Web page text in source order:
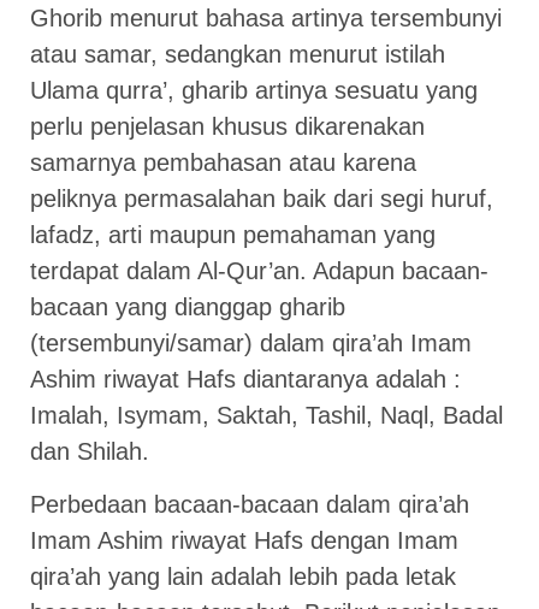
Ghorib menurut bahasa artinya tersembunyi
atau samar, sedangkan menurut istilah
Ulama qurra’, gharib artinya sesuatu yang
perlu penjelasan khusus dikarenakan
samarnya pembahasan atau karena
peliknya permasalahan baik dari segi huruf,
lafadz, arti maupun pemahaman yang
terdapat dalam Al-Qur’an. Adapun bacaan-
bacaan yang dianggap gharib
(tersembunyi/samar) dalam qira’ah Imam
Ashim riwayat Hafs diantaranya adalah :
Imalah, Isymam, Saktah, Tashil, Naql, Badal
dan Shilah.
Perbedaan bacaan-bacaan dalam qira’ah
Imam Ashim riwayat Hafs dengan Imam
qira’ah yang lain adalah lebih pada letak